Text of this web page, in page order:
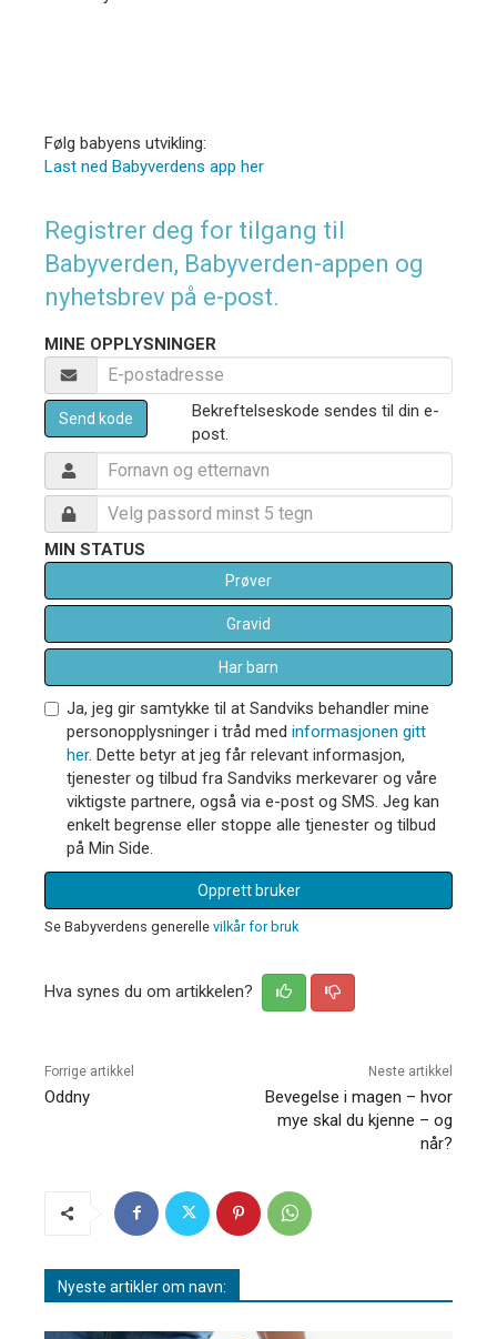
Følg babyens utvikling:
Last ned Babyverdens app her
Registrer deg for tilgang til
Babyverden, Babyverden-appen og
nyhetsbrev på e-post.
MINE OPPLYSNINGER
Send kode
Bekreftelseskode sendes til din e-
post.
MIN STATUS
Prøver
Gravid
Har barn
Ja, jeg gir samtykke til at Sandviks behandler mine
personopplysninger i tråd med informasjonen gitt
her. Dette betyr at jeg får relevant informasjon,
tjenester og tilbud fra Sandviks merkevarer og våre
viktigste partnere, også via e-post og SMS. Jeg kan
enkelt begrense eller stoppe alle tjenester og tilbud
på Min Side.
Opprett bruker
Se Babyverdens generelle vilkår for bruk
Hva synes du om artikkelen?
Forrige artikkel
Oddny
Neste artikkel
Bevegelse i magen – hvor
mye skal du kjenne – og
når?
Nyeste artikler om navn: